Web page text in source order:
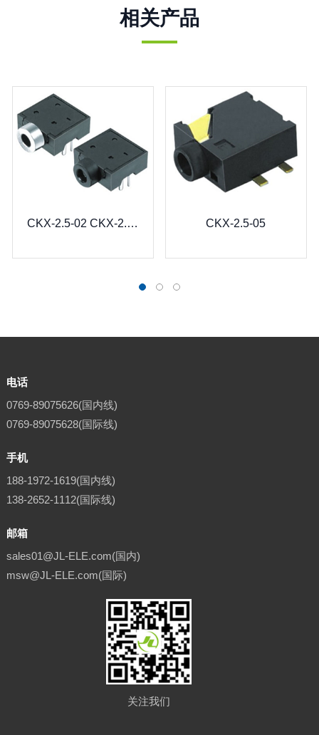
相关产品
CKX-2.5-02 CKX-2.5-02B CKX-2.5-05
电话
0769-89075626(国内线)
0769-89075628(国际线)
手机
188-1972-1619(国内线)
138-2652-1112(国际线)
邮箱
sales01@JL-ELE.com(国内)
msw@JL-ELE.com(国际)
关注我们